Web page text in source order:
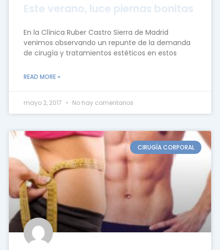
Este verano, luce piernas bonitas
En la Clínica Ruber Castro Sierra de Madrid
venimos observando un repunte de la demanda
de cirugía y tratamientos estéticos en estos
READ MORE »
mayo 2, 2017 No hay comentarios
CIRUGÍA CORPORAL